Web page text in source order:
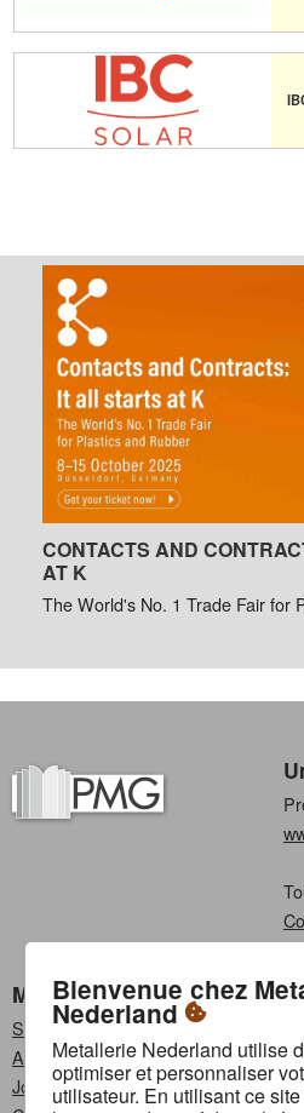
CONTACTS AND
AT K
The World's No. 1 Trade Fair for
Metallerie Nederland
S'abonner
Annoncer
Jobs
Bienvenue chez
Nederland
Metallerie Nederland utilise
optimiser et personnaliser
utilisateur. En utilisant ce